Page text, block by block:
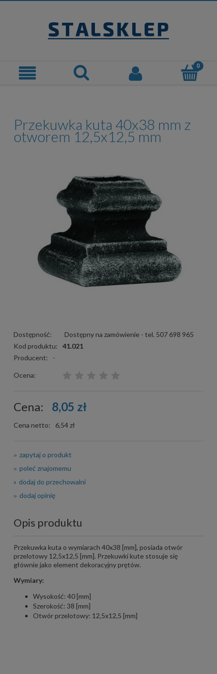
Przekuwka kuta 40x38 mm z
otworem 12,5x12,5 mm
Dostępność:
Dostępny na zamówienie - tel. 507 698 965
Kod produktu:
41.021
Producent:
-
Ocena:
Cena: 8,05 zł
Cena netto: 6,54 zł
zapytaj o produkt
poleć znajomemu
dodaj do przechowalni
dodaj opinię
Opis produktu
Przekuwka kuta o wymiarach 40x38 [mm], posiada otwór
przelotowy 12,5x12,5 [mm]. Przekuwki kute stosuje się
głównie jako element dekoracyjny prętów.
Wymiary:
Wysokość: 40 [mm]
Szerokość: 38 [mm]
Otwór przelotowy: 12,5x12,5 [mm]